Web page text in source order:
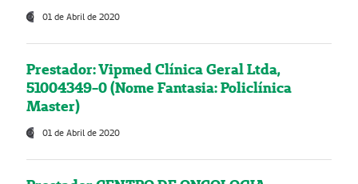
01 de Abril de 2020
Prestador: Vipmed Clínica Geral Ltda,
51004349-0 (Nome Fantasia: Policlínica
Master)
01 de Abril de 2020